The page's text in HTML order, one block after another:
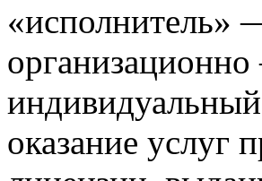
«исполнитель»
оказание услуг